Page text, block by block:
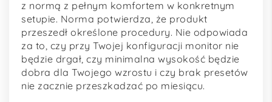
z normą z pełnym komfortem w konkretnym
setupie. Norma potwierdza, że produkt
przeszedł określone procedury. Nie odpowiada
za to, czy przy Twojej konfiguracji monitor nie
będzie drgał, czy minimalna wysokość będzie
dobra dla Twojego wzrostu i czy brak presetów
nie zacznie przeszkadzać po miesiącu.